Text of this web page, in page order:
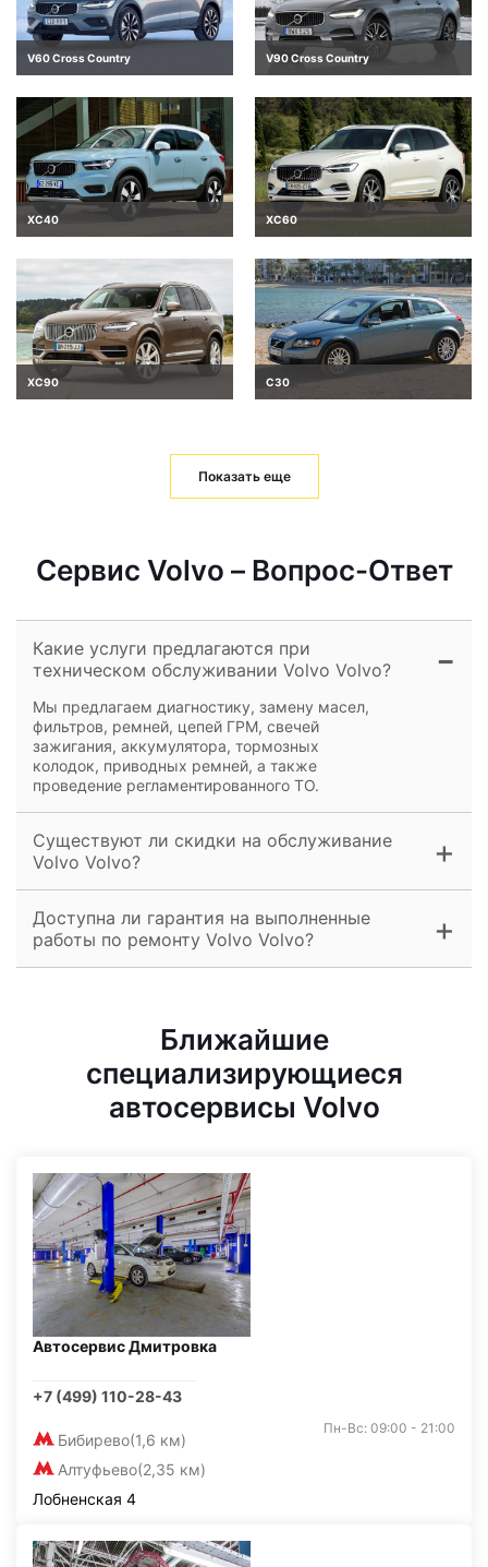
V60 Cross Country V90 Cross Country
XC40 XC60
XC90 C30
Показать еще
Сервис Volvo – Вопрос-Ответ
Какие услуги предлагаются при
техническом обслуживании Volvo Volvo?
Мы предлагаем диагностику, замену масел,
фильтров, ремней, цепей ГРМ, свечей
зажигания, аккумулятора, тормозных
колодок, приводных ремней, а также
проведение регламентированного ТО.
Существуют ли скидки на обслуживание
Volvo Volvo?
Доступна ли гарантия на выполненные
работы по ремонту Volvo Volvo?
Ближайшие
специализирующиеся
автосервисы Volvo
Автосервис Дмитровка
+7 (499) 110-28-43
Бибирево(1,6 км)
Алтуфьево(2,35 км)
Пн-Вс: 09:00 - 21:00
Лобненская 4